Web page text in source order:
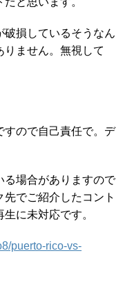
破損しているそうなん
りません。無視して
すので自己責任で。デ
る場合がありますので
でご紹介したコント
に未対応です。
puerto-rico-vs-